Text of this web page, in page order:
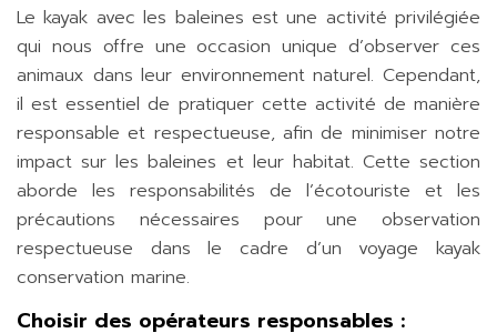
Le kayak avec les baleines est une activité privilégiée
qui nous offre une occasion unique d’observer ces
animaux dans leur environnement naturel. Cependant,
il est essentiel de pratiquer cette activité de manière
responsable et respectueuse, afin de minimiser notre
impact sur les baleines et leur habitat. Cette section
aborde les responsabilités de l’écotouriste et les
précautions nécessaires pour une observation
respectueuse dans le cadre d’un voyage kayak
conservation marine.
Choisir des opérateurs responsables :